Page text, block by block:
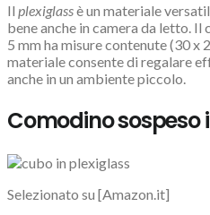
Il plexiglassè un materiale
bene anche in camera da letto. Il
5 mm ha misure contenute (30 x
materiale consente di regalare
anche in un ambiente piccolo.
Comodino sospeso
Selezionato su [Amazon.it]